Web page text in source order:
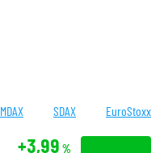
MDAX SDAX EuroStoxx
+3,99 %